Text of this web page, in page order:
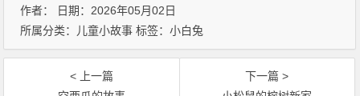
作者： 日期：2026年05月02日
所属分类： 儿童小故事 标签：小白兔
< 上一篇
下一篇 >